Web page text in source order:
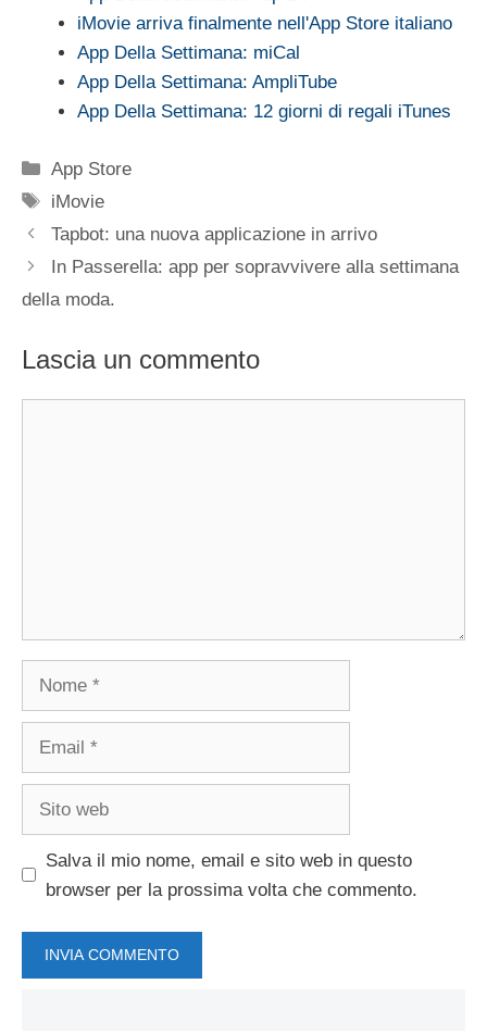
iMovie arriva finalmente nell'App Store italiano
App Della Settimana: miCal
App Della Settimana: AmpliTube
App Della Settimana: 12 giorni di regali iTunes
Categorie
App Store
Tag
iMovie
Tapbot: una nuova applicazione in arrivo
In Passerella: app per sopravvivere alla settimana
della moda.
Lascia un commento
Salva il mio nome, email e sito web in questo
browser per la prossima volta che commento.